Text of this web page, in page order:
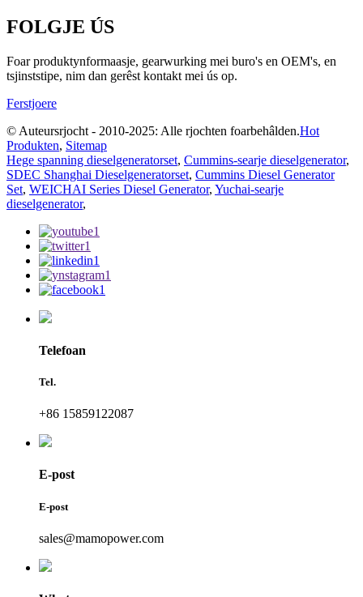
FOLGJE ÚS
Foar produktynformaasje, gearwurking mei buro's en OEM's, en
tsjinststipe, nim dan gerêst kontakt mei ús op.
Ferstjoere
© Auteursrjocht - 2010-2025: Alle rjochten foarbehâlden.Hot
Produkten, Sitemap
Hege spanning dieselgeneratorset, Cummins-searje dieselgenerator,
SDEC Shanghai Dieselgeneratorset, Cummins Diesel Generator
Set, WEICHAI Series Diesel Generator, Yuchai-searje
dieselgenerator,
Telefoan
Tel.
+86 15859122087
E-post
E-post
sales@mamopower.com